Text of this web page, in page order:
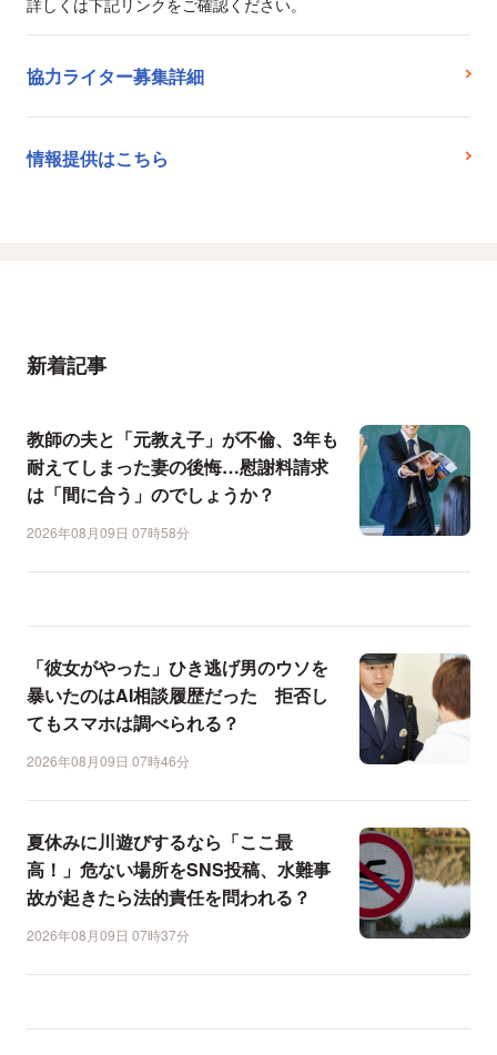
協力ライター募集詳細
情報提供はこちら
新着記事
教師の夫と「元教え子」が不倫、3年も
耐えてしまった妻の後悔…慰謝料請求
は「間に合う」のでしょうか？
2026年08月09日 07時58分
「彼女がやった」ひき逃げ男のウソを
暴いたのはAI相談履歴だった 拒否し
てもスマホは調べられる？
2026年08月09日 07時46分
夏休みに川遊びするなら「ここ最
高！」危ない場所をSNS投稿、水難事
故が起きたら法的責任を問われる？
2026年08月09日 07時37分